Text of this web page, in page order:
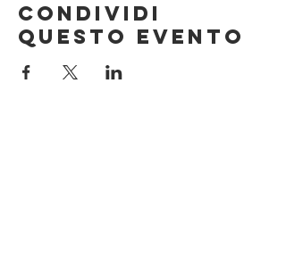
Condividi
questo evento